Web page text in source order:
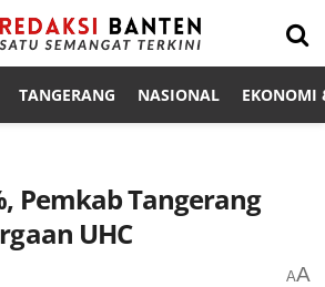
TANGERANG NASIONAL EKONOMI
Pemkab Tangerang
UHC
AA